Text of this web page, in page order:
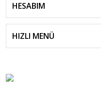
HESABIM
HIZLI MENÜ